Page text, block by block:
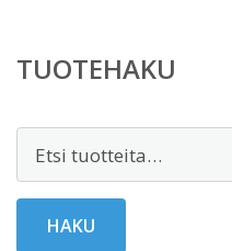
TUOTEHAKU
HAKU